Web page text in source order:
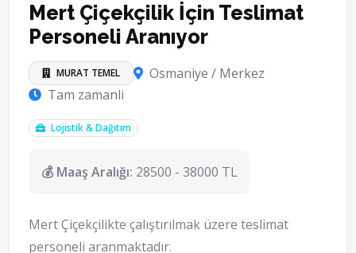
Mert Çiçekçilik İçin Teslimat
Personeli Aranıyor
MURAT TEMEL
Osmaniye / Merkez
Tam zamanli
Lojistik & Dağıtım
💰 Maaş Aralığı: 28500 - 38000 TL
Mert Çiçekçilikte çalıştırılmak üzere teslimat
personeli aranmaktadır.